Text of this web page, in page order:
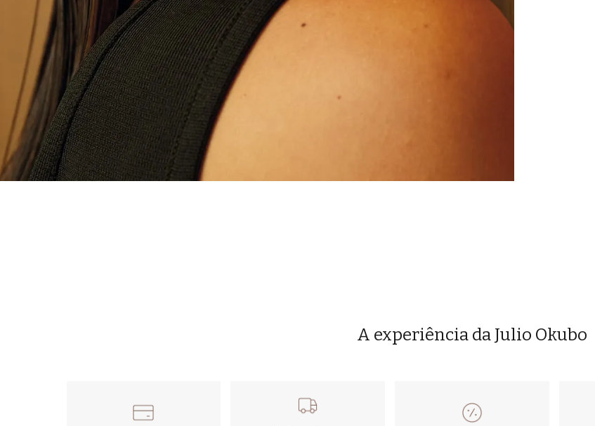
A experiência da Julio Okubo